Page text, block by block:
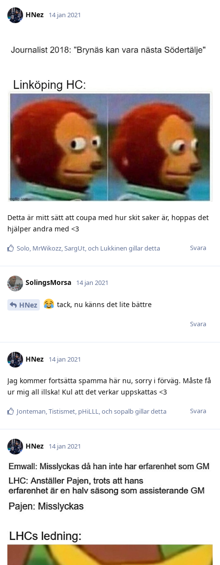
HNez 14 jan 2021
Detta är mitt sätt att coupa med hur skit saker är, hoppas det
hjälper andra med <3
Svara
Solo MrWikozz SargUt , och Lukkinen gillar detta
SolingsMorsa 14 jan 2021
HNez tack, nu känns det lite bättre
Svara
HNez 14 jan 2021
Jag kommer fortsätta spamma här nu, sorry i förväg. Måste få
ur mig all illska! Kul att det verkar uppskattas <3
Svara
Jonteman,Tistismet, pHiLLL, och sopalbgillar detta
HNez 14 jan 2021